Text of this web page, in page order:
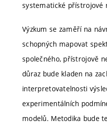
systematické přístrojové
Výzkum se zaměří na
schopných mapovat
společného, přístrojově
důraz bude kladen na
interpretovatelnosti
experimentálních
modelů. Metodika bude